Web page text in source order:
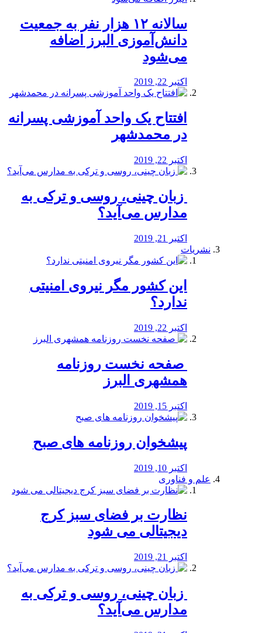
️سالانه ۱۲ هزار نفر به جمعیت
دانش‌آموزی البرز اضافه
می‌شود
اکتبر 22, 2019
افتتاح یک واحد آموزشی پسرانه
در محمدشهر
اکتبر 22, 2019
️ زبان چینی، روسی و ترکی به
مدارس می‌آید؟
اکتبر 21, 2019
نشریات
این کشور مگر نیروی امنیتی
ندارد؟
اکتبر 22, 2019
️ صفحه نخست روزنامه‌
همشهری البرز
اکتبر 15, 2019
پیشخوان روزنامه های صبح
اکتبر 10, 2019
علم و فناوری
نظارت بر فضای سبز کرج
دیجیتالی می شود
اکتبر 21, 2019
️ زبان چینی، روسی و ترکی به
مدارس می‌آید؟